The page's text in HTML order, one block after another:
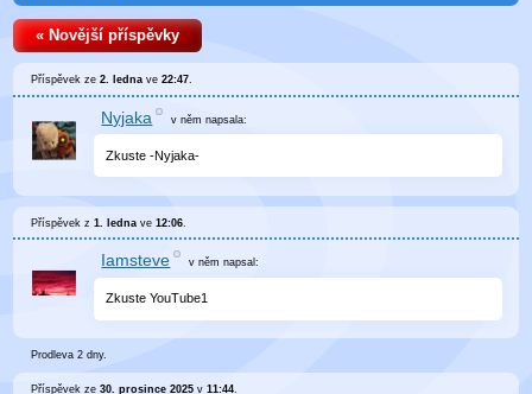
« Novější příspěvky
Příspěvek ze2. ledna ve22:47.
Nyjaka v němnapsala:
Zkuste -Nyjaka-
Příspěvek z1. ledna ve12:06
Iamsteve v němnapsal:
Zkuste YouTube1
Prodleva 2 dny.
Příspěvek ze30. prosince 2025 v11:44